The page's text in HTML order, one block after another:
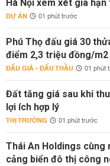
Hà Nội xem xét gia
DỰ ÁN 01 phút trước
Phú Thọ đấu giá 30
điểm 2,3 triệu đồng/m2
ĐẤU GIÁ - ĐẤU THẦU 01 phút
Đất tăng giá sau khi
lợi ích hợp lý
THỊ TRƯỜNG 01 phút trước
Thái An Holdings cùng
cảng biển đô thị công